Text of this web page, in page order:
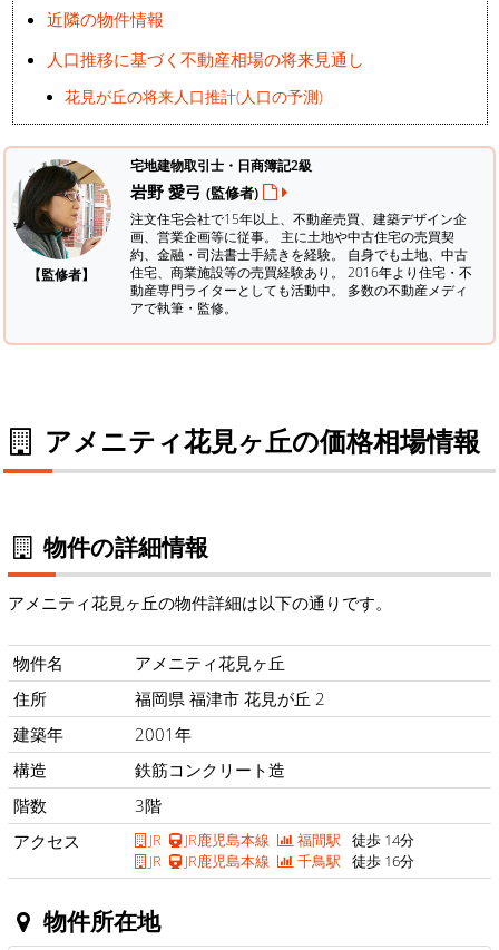
近隣の物件情報
人口推移に基づく不動産相場の将来見通し
花見が丘の将来人口推計(人口の予測)
【監修者】
宅地建物取引士・日商簿記2級
岩野 愛弓 (監修者)
注文住宅会社で15年以上、不動産売買、建築デザイン企
画、営業企画等に従事。 主に土地や中古住宅の売買契
約、金融・司法書士手続きを経験。 自身でも土地、中古
住宅、商業施設等の売買経験あり。 2016年より住宅・不
動産専門ライターとしても活動中。 多数の不動産メディ
アで執筆・監修。
アメニティ花見ヶ丘の価格相場情報
物件の詳細情報
アメニティ花見ヶ丘の物件詳細は以下の通りです。
物件名
アメニティ花見ヶ丘
住所
福岡県 福津市 花見が丘 2
建築年
2001年
構造
鉄筋コンクリート造
階数
3階
アクセス
JR JR鹿児島本線 福間駅 徒歩 14分
JR
JR鹿児島本線 千鳥駅 徒歩 16分
物件所在地